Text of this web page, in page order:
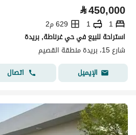
⃁450,000
1
1
629 م2
استراحة للبيع في حي غرناطة, بريدة
شارع 15، بريدة منطقة القصيم
الإيميل
اتصال